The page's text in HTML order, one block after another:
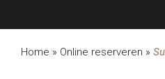
Home » Online reserveren »